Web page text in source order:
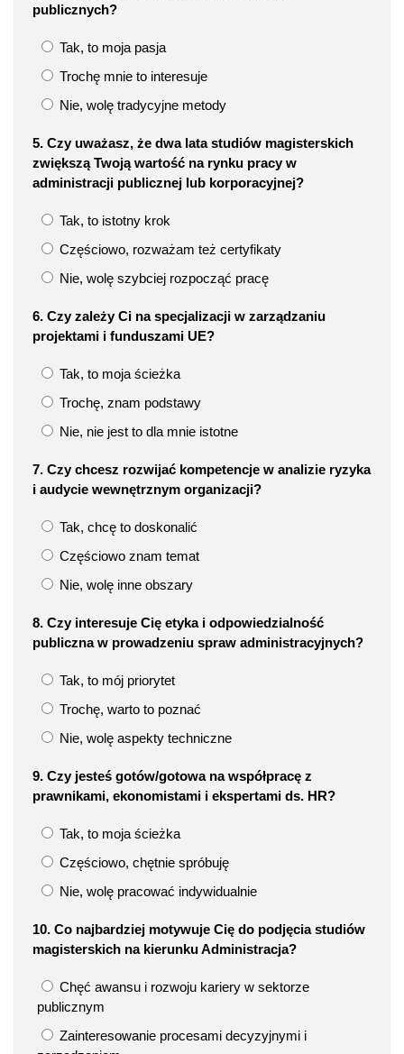
publicznych?
Tak, to moja pasja
Trochę mnie to interesuje
Nie, wolę tradycyjne metody
5. Czy uważasz, że dwa lata studiów magisterskich
zwiększą Twoją wartość na rynku pracy w
administracji publicznej lub korporacyjnej?
Tak, to istotny krok
Częściowo, rozważam też certyfikaty
Nie, wolę szybciej rozpocząć pracę
6. Czy zależy Ci na specjalizacji w zarządzaniu
projektami i funduszami UE?
Tak, to moja ścieżka
Trochę, znam podstawy
Nie, nie jest to dla mnie istotne
7. Czy chcesz rozwijać kompetencje w analizie ryzyka
i audycie wewnętrznym organizacji?
Tak, chcę to doskonalić
Częściowo znam temat
Nie, wolę inne obszary
8. Czy interesuje Cię etyka i odpowiedzialność
publiczna w prowadzeniu spraw administracyjnych?
Tak, to mój priorytet
Trochę, warto to poznać
Nie, wolę aspekty techniczne
9. Czy jesteś gotów/gotowa na współpracę z
prawnikami, ekonomistami i ekspertami ds. HR?
Tak, to moja ścieżka
Częściowo, chętnie spróbuję
Nie, wolę pracować indywidualnie
10. Co najbardziej motywuje Cię do podjęcia studiów
magisterskich na kierunku Administracja?
Chęć awansu i rozwoju kariery w sektorze
publicznym
Zainteresowanie procesami decyzyjnymi i